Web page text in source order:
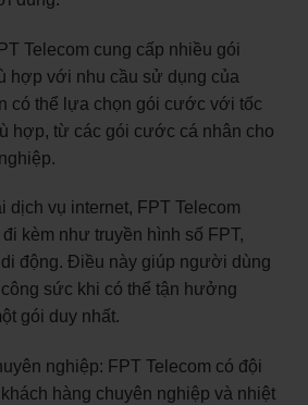
Telecom cung cấp nhiều gói
hợp với nhu cầu sử dụng của
có thể lựa chọn gói cước với tốc
hợp, từ các gói cước cá nhân cho
dịch vụ internet, FPT Telecom
kèm như truyền hình số FPT,
động. Điều này giúp người dùng
sức khi có thể tận hưởng
gói duy nhất.
nghiệp: FPT Telecom có đội
hàng chuyên nghiệp và nhiệt